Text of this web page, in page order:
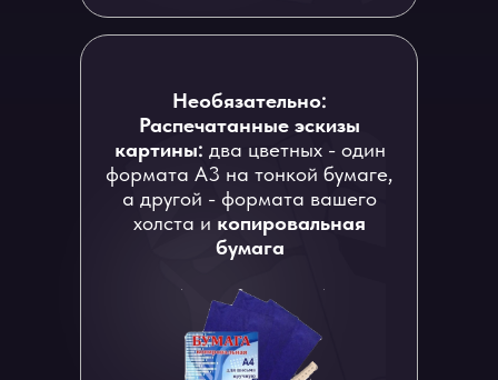
Необязательно:
Распечатанные эскизы
картины: два цветных - один
формата А3 на тонкой бумаге,
а другой - формата вашего
холста и копировальная
бумага